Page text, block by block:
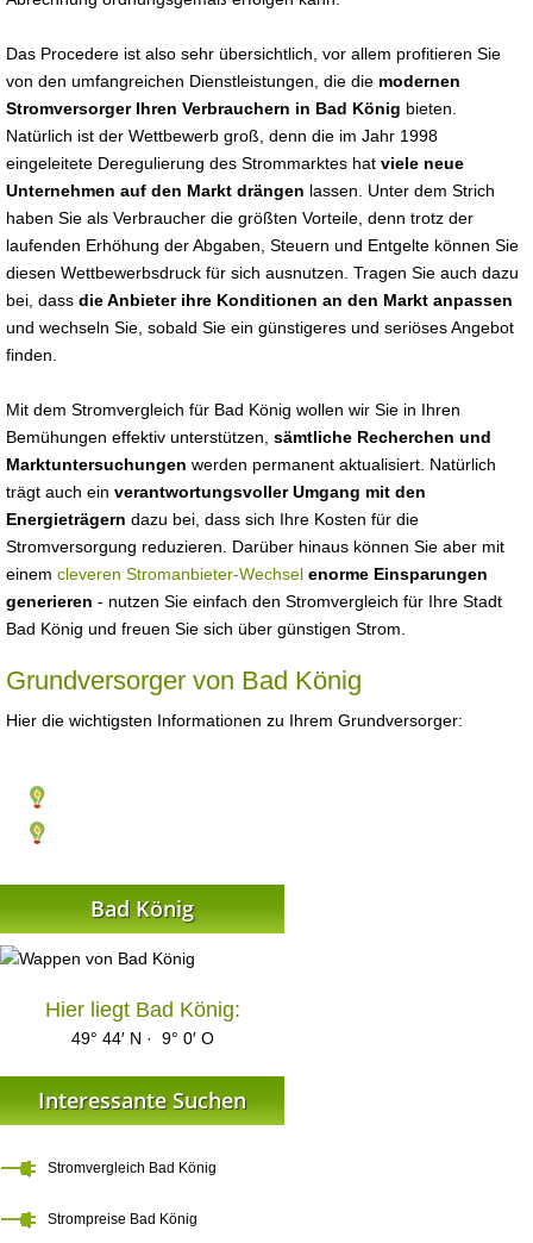
Das Procedere ist also sehr übersichtlich, vor allem profitieren Sie
von den umfangreichen Dienstleistungen, die die modernen
Stromversorger Ihren Verbrauchern in Bad König bieten.
Natürlich ist der Wettbewerb groß, denn die im Jahr 1998
eingeleitete Deregulierung des Strommarktes hat viele neue
Unternehmen auf den Markt drängen lassen. Unter dem Strich
haben Sie als Verbraucher die größten Vorteile, denn trotz der
laufenden Erhöhung der Abgaben, Steuern und Entgelte können Sie
diesen Wettbewerbsdruck für sich ausnutzen. Tragen Sie auch dazu
bei, dass die Anbieter ihre Konditionen an den Markt anpassen
und wechseln Sie, sobald Sie ein günstigeres und seriöses Angebot
finden.
Mit dem Stromvergleich für Bad König wollen wir Sie in Ihren
Bemühungen effektiv unterstützen, sämtliche Recherchen und
Marktuntersuchungen werden permanent aktualisiert. Natürlich
trägt auch ein verantwortungsvoller Umgang mit den
Energieträgern dazu bei, dass sich Ihre Kosten für die
Stromversorgung reduzieren. Darüber hinaus können Sie aber mit
einem cleveren Stromanbieter-Wechsel enorme Einsparungen
generieren - nutzen Sie einfach den Stromvergleich für Ihre Stadt
Bad König und freuen Sie sich über günstigen Strom.
Grundversorger von Bad König
Hier die wichtigsten Informationen zu Ihrem Grundversorger:
Bad König
Hier liegt Bad König:
49° 44′ N · 9° 0′ O
Interessante Suchen
Stromvergleich Bad König
Strompreise Bad König